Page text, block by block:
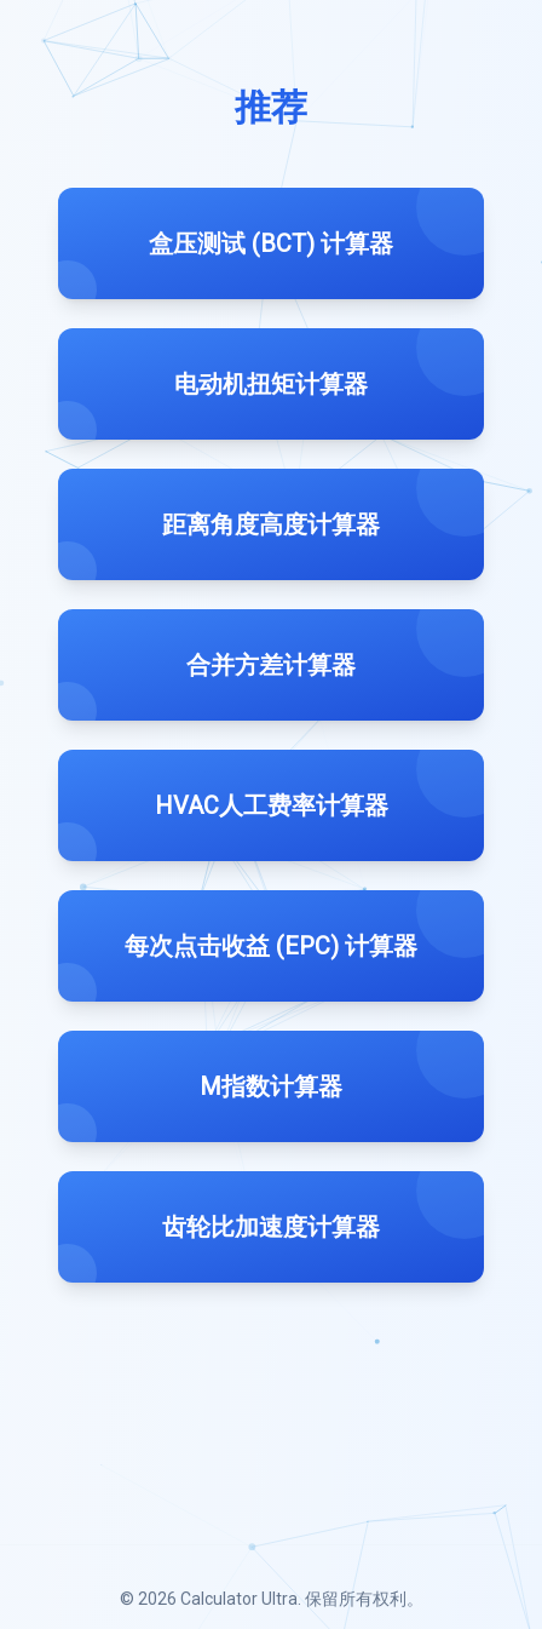
推荐
盒压测试 (BCT) 计算器
电动机扭矩计算器
距离角度高度计算器
合并方差计算器
HVAC人工费率计算器
每次点击收益 (EPC) 计算器
M指数计算器
齿轮比加速度计算器
© 2026 Calculator Ultra . 保留所有权利。